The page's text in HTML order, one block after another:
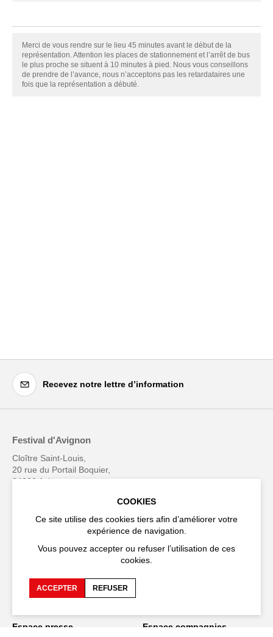
Merci de vous rendre sur le lieu 45 minutes avant le début de la
représentation. Attention les places de stationnement et l’arrêt de bus
le plus proche se situent à 10 minutes à pied. Nous vous conseillons
de prendre de l’avance, nous n’acceptons pas les retardataires une
fois que la représentation a débuté.
Recevez notre lettre d’information
Festival d'Avignon
Cloître Saint-Louis,
20 rue du Portail Boquier,
84000 Avignon
Recrutements et appels
Espace presse Espace compagnies
COOKIES
Ce site utilise des cookies tiers afin d’améliorer votre
expérience de navigation.
Vous pouvez accepter ou refuser l’utilisation de ces
cookies.
ACCEPTER REFUSER